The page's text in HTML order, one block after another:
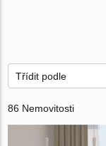
Třídit podle
86 Nemovitosti